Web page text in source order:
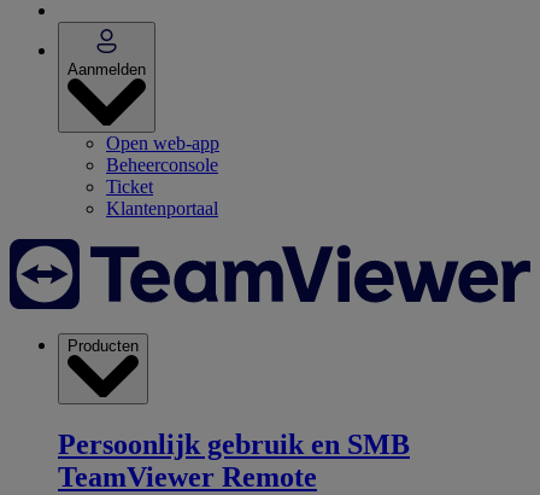
Aanmelden
Open web-app
Beheerconsole
Ticket
Klantenportaal
Producten
Persoonlijk gebruik en SMB
TeamViewer Remote